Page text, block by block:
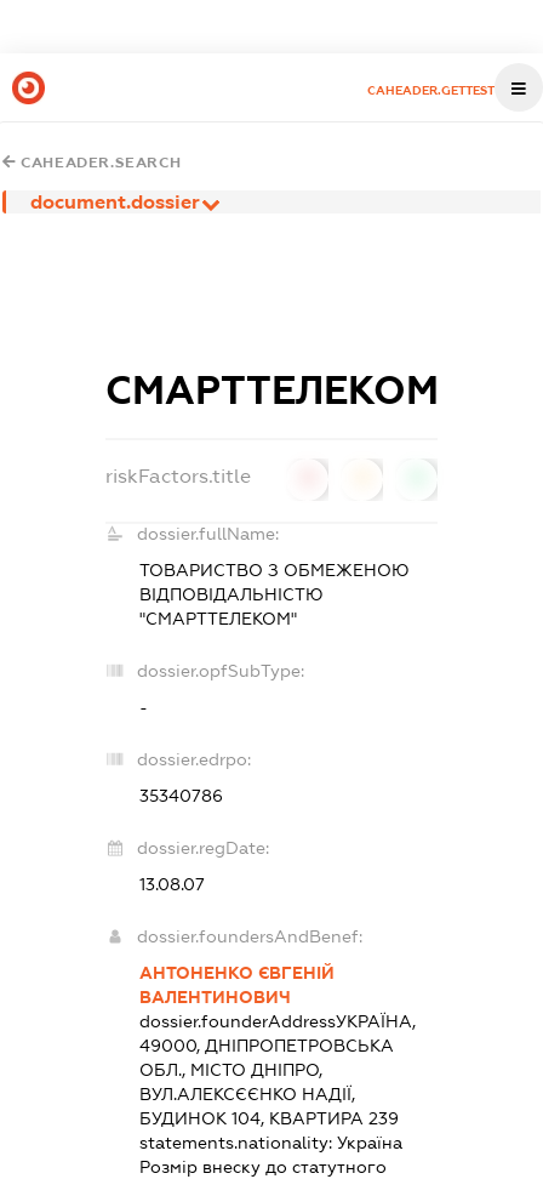
CAHEADER.GETTEST
CAHEADER.SEARCH
document.dossier
СМАРТТЕЛЕКОМ
riskFactors.title
dossier.fullName:
ТОВАРИСТВО З ОБМЕЖЕНОЮ
ВІДПОВІДАЛЬНІСТЮ
"СМАРТТЕЛЕКОМ"
dossier.opfSubType:
-
dossier.edrpo:
35340786
dossier.regDate:
13.08.07
dossier.foundersAndBenef:
АНТОНЕНКО ЄВГЕНІЙ
ВАЛЕНТИНОВИЧ
dossier.founderAddressУКРАЇНА,
49000, ДНІПРОПЕТРОВСЬКА
ОБЛ., МІСТО ДНІПРО,
ВУЛ.АЛЕКСЄЄНКО НАДІЇ,
БУДИНОК 104, КВАРТИРА 239
statements.nationality: Україна
Розмір внеску до статутного